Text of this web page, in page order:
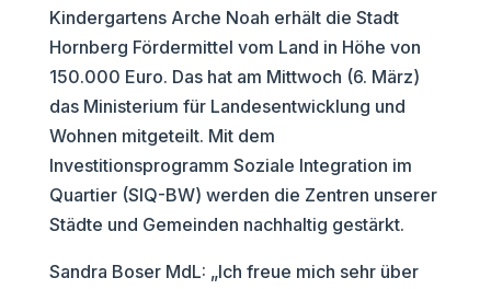
Kindergartens Arche Noah erhält die Stadt
Hornberg Fördermittel vom Land in Höhe von
150.000 Euro. Das hat am Mittwoch (6. März)
das Ministerium für Landesentwicklung und
Wohnen mitgeteilt. Mit dem
Investitionsprogramm Soziale Integration im
Quartier (SIQ-BW) werden die Zentren unserer
Städte und Gemeinden nachhaltig gestärkt.
Sandra Boser MdL: „Ich freue mich sehr über